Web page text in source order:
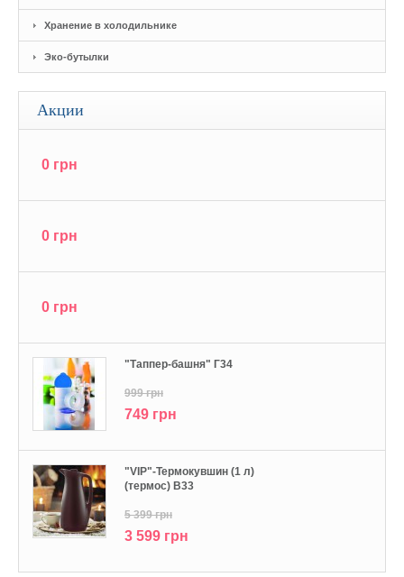
Хранение в холодильнике
Эко-бутылки
Акции
0 грн
0 грн
0 грн
"Tаппер-башня" Г34
999 грн
749 грн
"VIP"-Термокувшин (1 л)
(термос) В33
5 399 грн
3 599 грн